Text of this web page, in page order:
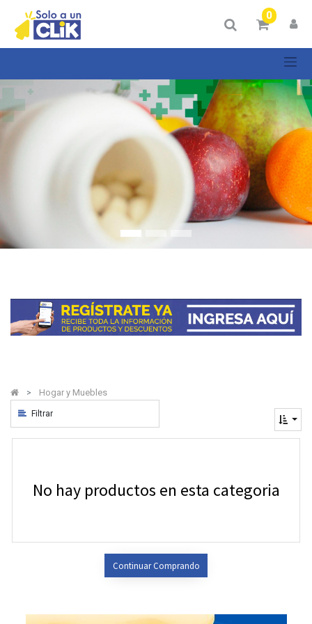
0
Hogar y Muebles
Filtrar
Mostrar
Categorías
Mostrar
opciones
No hay productos en esta categoria
Continuar Comprando